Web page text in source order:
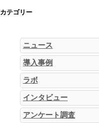
カテゴリー
ニュース
導入事例
ラボ
インタビュー
アンケート調査